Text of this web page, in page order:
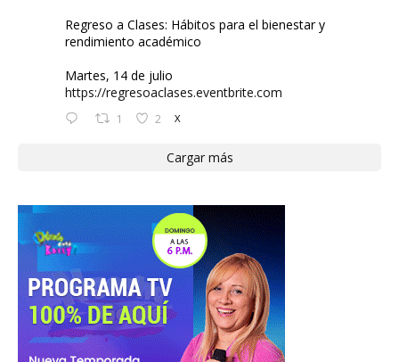
Regreso a Clases: Hábitos para el bienestar y
rendimiento académico
Martes, 14 de julio
https://regresoaclases.eventbrite.com
1 2 X
Cargar más